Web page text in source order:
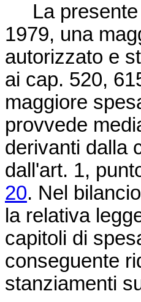
La presente
1979, una
autorizzato e
ai cap. 520,
maggiore
provvede
derivanti dalla
dall'art. 1,
20. Nel
la relativa
capitoli di
conseguente
stanziamenti